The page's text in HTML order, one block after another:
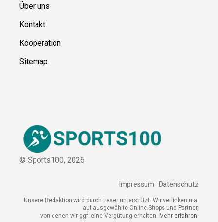
Über uns
Kontakt
Kooperation
Sitemap
© Sports100, 2026
Impressum Datenschutz
Unsere Redaktion wird durch Leser unterstützt. Wir verlinken u.a.
auf ausgewählte Online-Shops und Partner,
von denen wir ggf. eine Vergütung erhalten. Mehr erfahren.